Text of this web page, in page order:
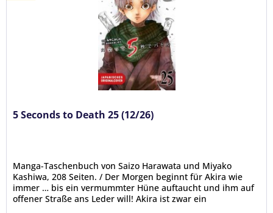
5 Seconds to Death 25 (12/26)
Manga-Taschenbuch von Saizo Harawata und Miyako
Kashiwa, 208 Seiten. / Der Morgen beginnt für Akira wie
immer … bis ein vermummter Hüne auftaucht und ihm auf
offener Straße ans Leder will! Akira ist zwar ein